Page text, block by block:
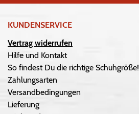
KUNDENSERVICE
Vertrag widerrufen
Hilfe und Kontakt
So findest Du die richtige Schuhgröße!
Zahlungsarten
Versandbedingungen
Lieferung